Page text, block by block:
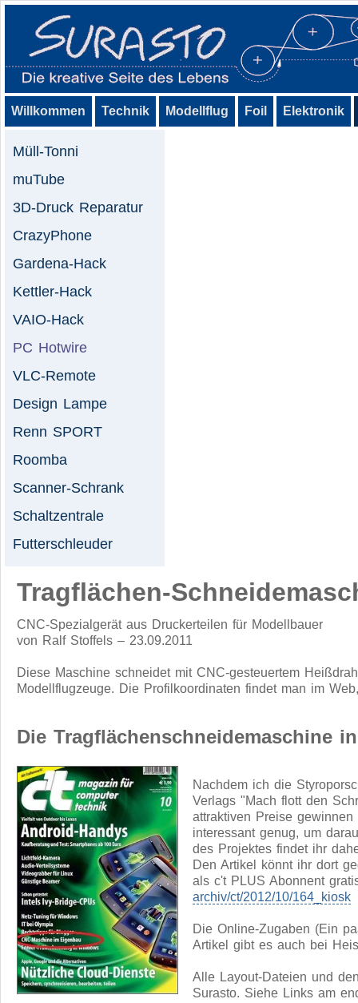
Willkommen Technik Modellflug Foil Elektronik
Müll-Tonni
muTube
3D-Druck Reparatur
CrazyPhone
Gardena-Hack
Kettler-Hack
VAIO-Hack
PC Hotwire
VLC-Remote
Design Lampe
Renn SPORT
Roomba
Scanner-Schrank
Schaltzentrale
Futterschleuder
Tragflächen-
CNC-Spezialgerät aus Druckerteilen für Modellbauer
von Ralf Stoffels – 23.09.2011
Diese Maschine schneidet mit CNC-gesteuertem
Modellflugzeuge. Die Profilkoordinaten findet man im
Die Tragflächenschneidemaschine
Nachdem ich die
Verlags "Mach flott den
attraktiven Preise
interessant genug, um
des Projektes findet ihr
Den Artikel könnt ihr dort
als c't PLUS Abonnent
archiv/ct/2012/10/164_kiosk
Die Online-Zugaben (Ein
Artikel gibt es auch bei
Alle Layout-Dateien und
Surasto. Siehe Links am